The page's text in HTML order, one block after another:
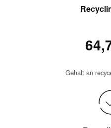
Gehalt an